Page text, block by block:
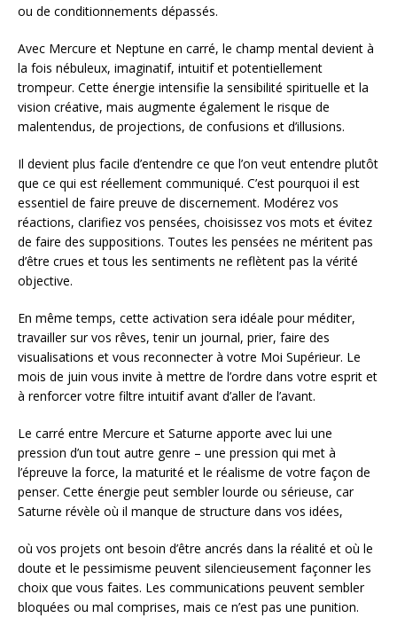
ou de conditionnements dépassés.
Avec Mercure et Neptune en carré, le champ mental devient à
la fois nébuleux, imaginatif, intuitif et potentiellement
trompeur. Cette énergie intensifie la sensibilité spirituelle et la
vision créative, mais augmente également le risque de
malentendus, de projections, de confusions et d’illusions.
Il devient plus facile d’entendre ce que l’on veut entendre plutôt
que ce qui est réellement communiqué. C’est pourquoi il est
essentiel de faire preuve de discernement. Modérez vos
réactions, clarifiez vos pensées, choisissez vos mots et évitez
de faire des suppositions. Toutes les pensées ne méritent pas
d’être crues et tous les sentiments ne reflètent pas la vérité
objective.
En même temps, cette activation sera idéale pour méditer,
travailler sur vos rêves, tenir un journal, prier, faire des
visualisations et vous reconnecter à votre Moi Supérieur. Le
mois de juin vous invite à mettre de l’ordre dans votre esprit et
à renforcer votre filtre intuitif avant d’aller de l’avant.
Le carré entre Mercure et Saturne apporte avec lui une
pression d’un tout autre genre – une pression qui met à
l’épreuve la force, la maturité et le réalisme de votre façon de
penser. Cette énergie peut sembler lourde ou sérieuse, car
Saturne révèle où il manque de structure dans vos idées,
où vos projets ont besoin d’être ancrés dans la réalité et où le
doute et le pessimisme peuvent silencieusement façonner les
choix que vous faites. Les communications peuvent sembler
bloquées ou mal comprises, mais ce n’est pas une punition.